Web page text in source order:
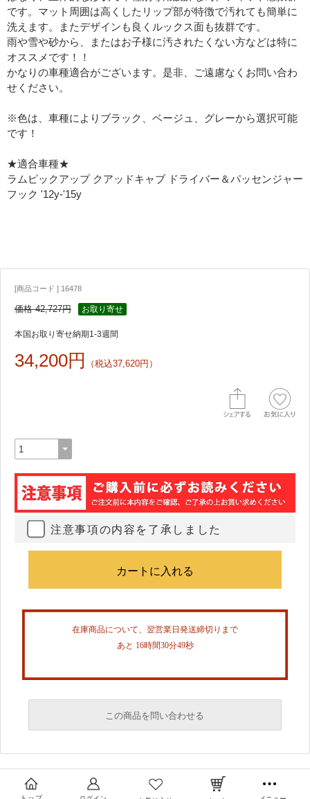
です。マット周囲は高くしたリップ部が特徴で汚れても簡単に
洗えます。またデザインも良くルックス面も抜群です。
雨や雪や砂から、またはお子様に汚されたくない方などは特に
オススメです！！
かなりの車種適合がございます。是非、ご遠慮なくお問い合わ
せください。
※色は、車種によりブラック、ベージュ、グレーから選択可能
です！
★適合車種★
ラムピックアップ クアッドキャブ ドライバー＆パッセンジャー
フック '12y-'15y
[商品コード ] 16478
価格 42,727円 お取り寄せ
本国お取り寄せ納期1-3週間
34,200円 （税込37,620円）
注意事項の内容を了承しました
在庫商品について、翌営業日発送締切りまで
あと 16時間30分49秒
この商品を問い合わせる